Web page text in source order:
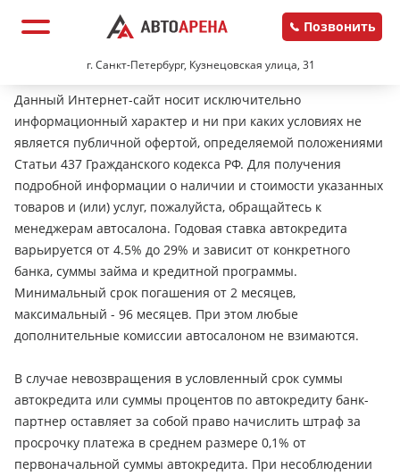
г. Санкт-Петербург, Кузнецовская улица, 31
Позвонить
Данный Интернет-сайт носит исключительно
информационный характер и ни при каких условиях не
является публичной офертой, определяемой положениями
Статьи 437 Гражданского кодекса РФ. Для получения
подробной информации о наличии и стоимости указанных
товаров и (или) услуг, пожалуйста, обращайтесь к
менеджерам автосалона. Годовая ставка автокредита
варьируется от 4.5% до 29% и зависит от конкретного
банка, суммы займа и кредитной программы.
Минимальный срок погашения от 2 месяцев,
максимальный - 96 месяцев. При этом любые
дополнительные комиссии автосалоном не взимаются.
В случае невозвращения в условленный срок суммы
автокредита или суммы процентов по автокредиту банк-
партнер оставляет за собой право начислить штраф за
просрочку платежа в среднем размере 0,1% от
первоначальной суммы автокредита. При несоблюдении